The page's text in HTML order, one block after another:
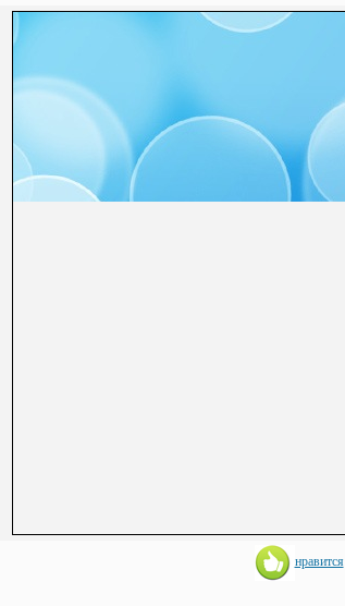
нравится